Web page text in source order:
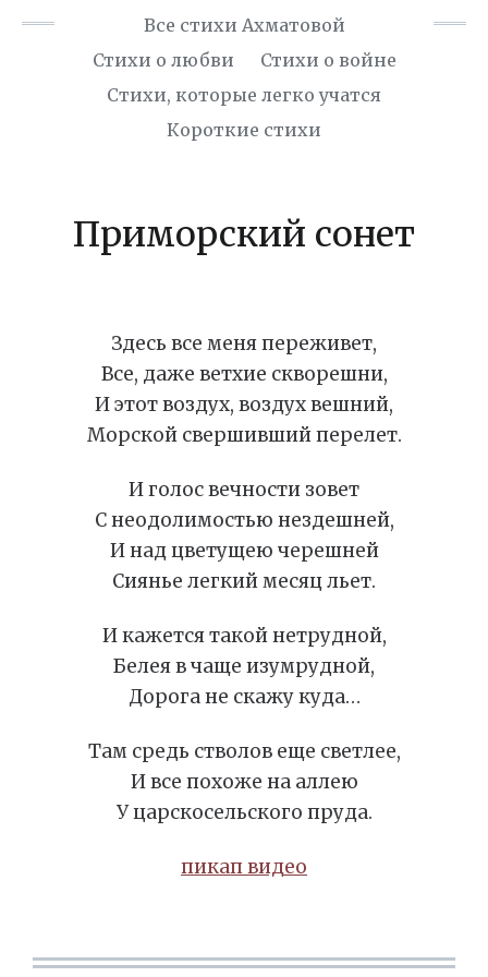
Все стихи Ахматовой
Стихи о любви
Стихи о войне
Cтихи, которые легко учатся
Короткие стихи
Приморский сонет
Здесь все меня переживет,
Все, даже ветхие скворешни,
И этот воздух, воздух вешний,
Морской свершивший перелет.
И голос вечности зовет
С неодолимостью нездешней,
И над цветущею черешней
Сиянье легкий месяц льет.
И кажется такой нетрудной,
Белея в чаще изумрудной,
Дорога не скажу куда…
Там средь стволов еще светлее,
И все похоже на аллею
У царскосельского пруда.
пикап видео